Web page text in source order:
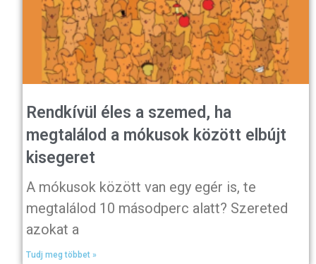
Rendkívül éles a szemed, ha
megtalálod a mókusok között elbújt
kisegeret
A mókusok között van egy egér is, te
megtalálod 10 másodperc alatt? Szereted
azokat a
Tudj meg többet »